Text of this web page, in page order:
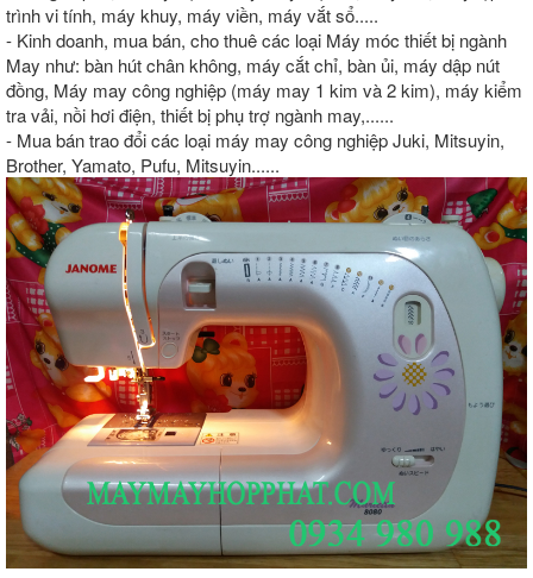
trình vi tính, máy khuy, máy viền, máy vắt sổ.....
- Kinh doanh, mua bán, cho thuê các loại Máy móc thiết bị ngành
May như: bàn hút chân không, máy cắt chỉ, bàn ủi, máy dập nút
đồng, Máy may công nghiệp (máy may 1 kim và 2 kim), máy kiểm
tra vải, nồi hơi điện, thiết bị phụ trợ ngành may,......
- Mua bán trao đổi các loại máy may công nghiệp Juki, Mitsuyin,
Brother, Yamato, Pufu, Mitsuyin......